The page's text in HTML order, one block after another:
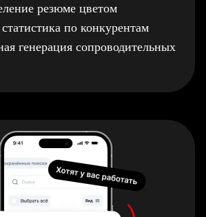
резюме цветом
по конкурентам
генерация сопроводительных